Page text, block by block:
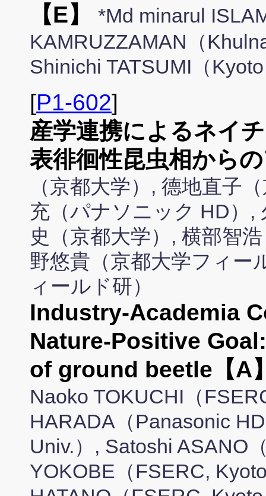
【E】
*Md minarul
KAMRUZZAMAN（
Shinichi TATSUMI（
[P1-602]
産学連携によるネイ
表徘徊性昆虫相から
（京都大学）, 德地直子
充（パナソニック HD）,
史（京都大学）, 横部智
野悠貴（京都大学フィー
ィールド研）
Industry-Academia
Nature-Positive
of ground beetle【A
Naoko TOKUCHI（
HARADA（Panasonic
Univ.）, Satoshi ASANO
YOKOBE（FSERC,